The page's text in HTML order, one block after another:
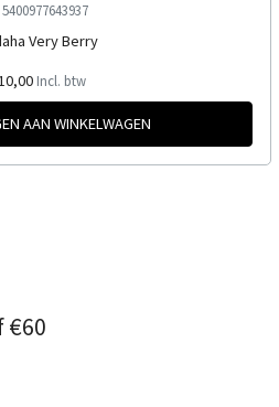
5400977643937
Very Berry
Incl. btw
AAN WINKELWAGEN
€60